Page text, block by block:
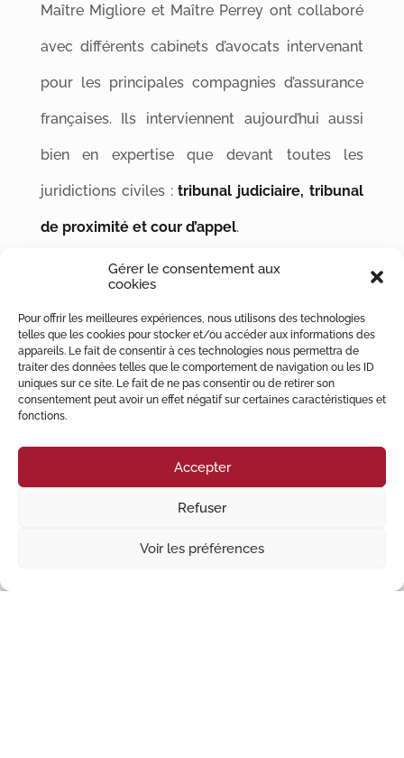
Gérer le consentement aux
cookies
Pour offrir les meilleures expériences, nous utilisons des technologies
telles que les cookies pour stocker et/ou accéder aux informations des
appareils. Le fait de consentir à ces technologies nous permettra de
traiter des données telles que le comportement de navigation ou les ID
uniques sur ce site. Le fait de ne pas consentir ou de retirer son
consentement peut avoir un effet négatif sur certaines caractéristiques et
fonctions.
Accepter
Refuser
Voir les préférences
Maître Migliore et Maître Perrey ont collaboré
avec différents cabinets d’avocats intervenant
pour les principales compagnies d’assurance
françaises. Ils interviennent aujourd’hui aussi
bien en expertise que devant toutes les
juridictions civiles :tribunal judiciaire, tribunal
de proximité et cour d’appel.
De plus, ancien juriste d’une association de
consommateurs reconnue, Maître Gabin
Migliore conseille aussi bien les particuliers
que les professionnels endroit de la
consommation
Le cabinet peut notamment vous assister dans
les situations suivantes :